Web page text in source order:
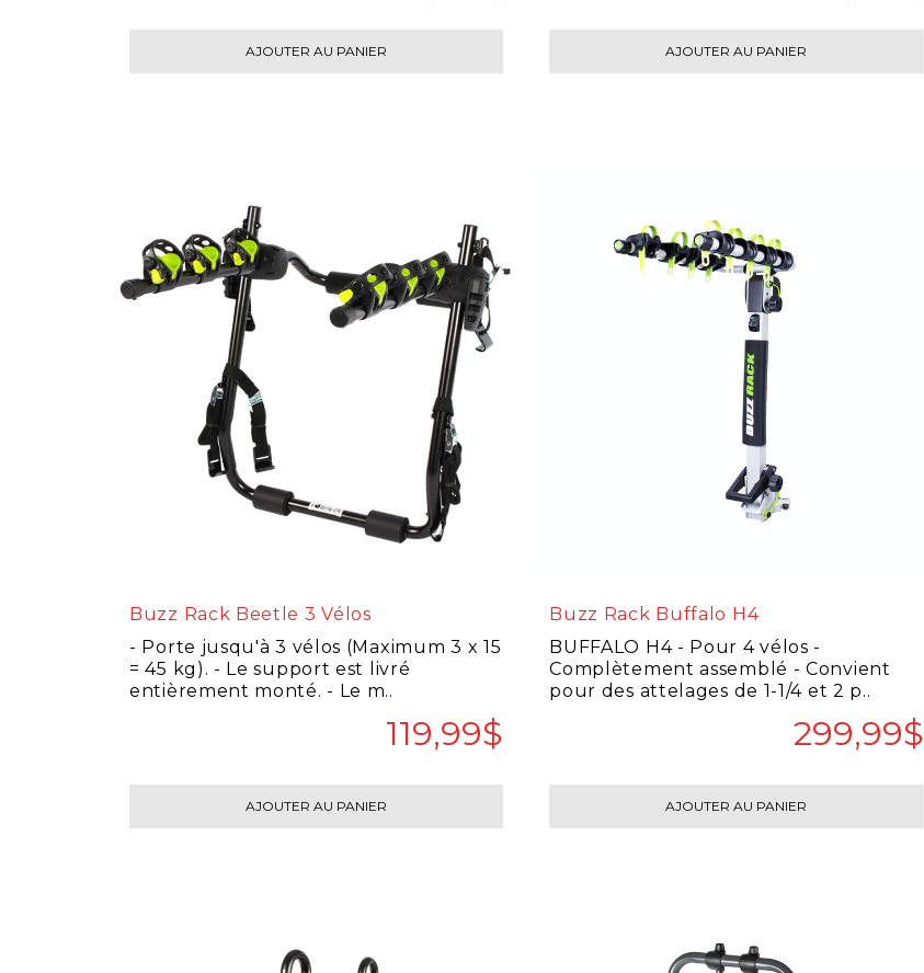
AJOUTER AU PANIER AJOUTER AU PANIER
Buzz Rack Beetle 3 Vélos
- Porte jusqu'à 3 vélos (Maximum 3 x 15
= 45 kg). - Le support est livré
entièrement monté. - Le m..
119,99$
AJOUTER AU PANIER
Buzz Rack Buffalo H4
BUFFALO H4 - Pour 4 vélos -
Complètement assemblé - Convient
pour des attelages de 1-1/4 et 2 p..
299,99$
AJOUTER AU PANIER